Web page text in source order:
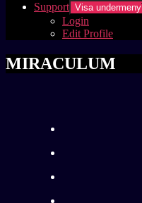
Support Visa undermeny
Login
Edit Profile
MIRACULUM